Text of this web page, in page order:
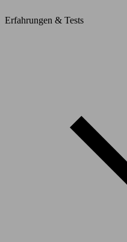
Erfahrungen & Tests